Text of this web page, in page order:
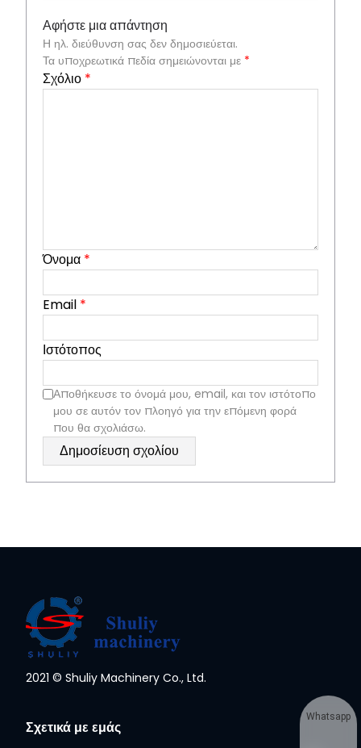
Αφήστε μια απάντηση
Η ηλ. διεύθυνση σας δεν δημοσιεύεται.
Τα υποχρεωτικά πεδία σημειώνονται με *
Σχόλιο *
Όνομα *
Email *
Ιστότοπος
Αποθήκευσε το όνομά μου, email, και τον ιστότοπο
μου σε αυτόν τον πλοηγό για την επόμενη φορά
που θα σχολιάσω.
2021 © Shuliy Machinery Co., Ltd.
Σχετικά με εμάς
Whatsapp